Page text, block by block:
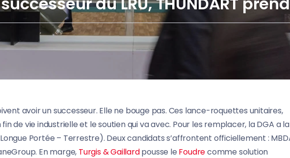
avoir un successeur. Elle ne bouge pas. Ces lance-roquettes unitaires,
de vie industrielle et le soutien qui va avec. Pour les remplacer, la DGA a
Portée – Terrestre). Deux candidats s’affrontent officiellement :
En marge, Turgis & Gaillardpousse le Foudrecomme solution